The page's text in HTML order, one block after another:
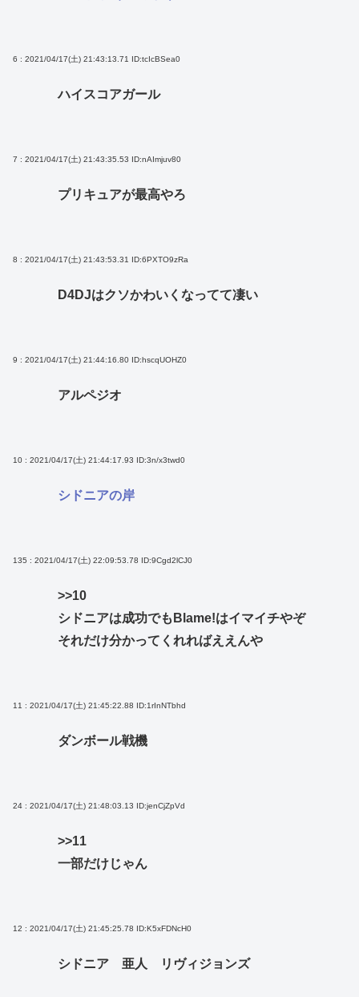
6 : 2021/04/17(土) 21:43:13.71 ID:tcIcBSea0
ハイスコアガール
7 : 2021/04/17(土) 21:43:35.53 ID:nAImjuv80
プリキュアが最高やろ
8 : 2021/04/17(土) 21:43:53.31 ID:6PXTO9zRa
D4DJはクソかわいくなってて凄い
9 : 2021/04/17(土) 21:44:16.80 ID:hscqUOHZ0
アルペジオ
10 : 2021/04/17(土) 21:44:17.93 ID:3n/x3twd0
シドニアの岸
135 : 2021/04/17(土) 22:09:53.78 ID:9Cgd2lCJ0
>>10
シドニアは成功でもBlame!はイマイチやぞ
それだけ分かってくれればええんや
11 : 2021/04/17(土) 21:45:22.88 ID:1rInNTbhd
ダンボール戦機
24 : 2021/04/17(土) 21:48:03.13 ID:jenCjZpVd
>>11
一部だけじゃん
12 : 2021/04/17(土) 21:45:25.78 ID:K5xFDNcH0
シドニア 亜人 リヴィジョンズ